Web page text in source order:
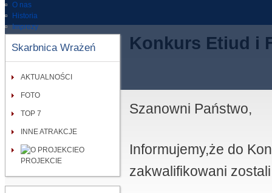
O nas
Historia
Imprezy
Zabytki
RODO
Wypożycz rower
Skarbnica Wrażeń
AKTUALNOŚCI
FOTO
TOP 7
INNE ATRAKCJE
O
PROJEKCIE
Konkurs Etiud i
Szanowni Państwo,
Informujemy,że do
zakwalifikowani